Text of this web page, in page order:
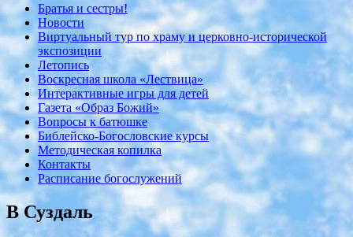
Братья и сестры!
Новости
Виртуальный тур по храму и церковно-исторической
экспозиции
Летопись
Воскресная школа «Лествица»
Интерактивные игры для детей
Газета «Образ Божий»
Вопросы к батюшке
Библейско-Богословские курсы
Методическая копилка
Контакты
Расписание богослужений
В Суздаль